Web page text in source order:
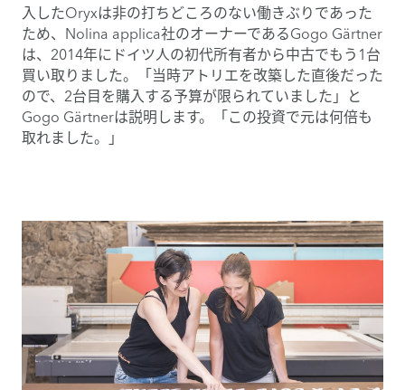
入したOryxは非の打ちどころのない働きぶりであった
ため、Nolina applica社のオーナーであるGogo Gärtner
は、2014年にドイツ人の初代所有者から中古でもう1台
買い取りました。「当時アトリエを改築した直後だった
ので、2台目を購入する予算が限られていました」と
Gogo Gärtnerは説明します。「この投資で元は何倍も
取れました。」